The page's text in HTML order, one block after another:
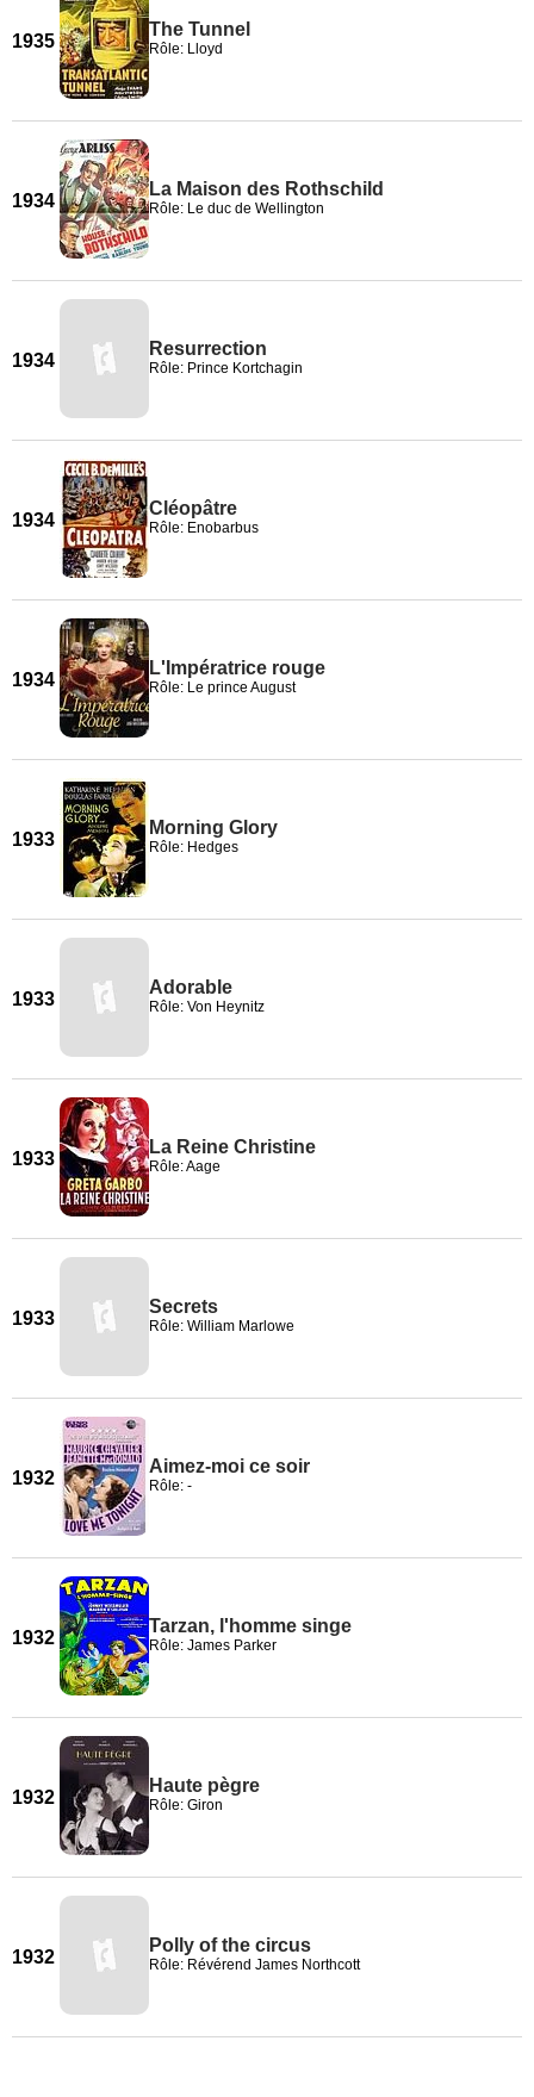
1935
The Tunnel
Rôle: Lloyd
1934
La Maison des Rothschild
Rôle: Le duc de Wellington
1934
Resurrection
Rôle: Prince Kortchagin
1934
Cléopâtre
Rôle: Enobarbus
1934
L'Impératrice rouge
Rôle: Le prince August
1933
Morning Glory
Rôle: Hedges
1933
Adorable
Rôle: Von Heynitz
1933
La Reine Christine
Rôle: Aage
1933
Secrets
Rôle: William Marlowe
1932
Aimez-moi ce soir
Rôle: -
1932
Tarzan, l'homme singe
Rôle: James Parker
1932
Haute pègre
Rôle: Giron
1932
Polly of the circus
Rôle: Révérend James Northcott